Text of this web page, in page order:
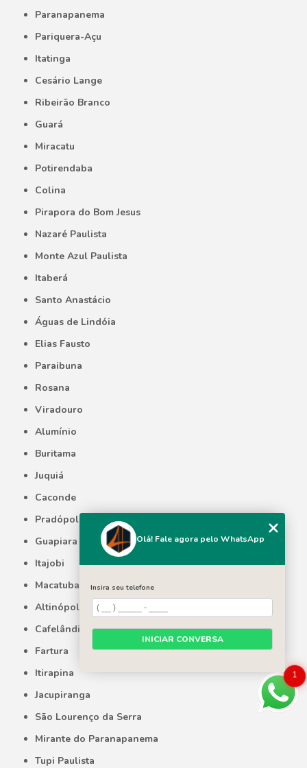
Paranapanema
Pariquera-Açu
Itatinga
Cesário Lange
Ribeirão Branco
Guará
Miracatu
Potirendaba
Colina
Pirapora do Bom Jesus
Nazaré Paulista
Monte Azul Paulista
Itaberá
Santo Anastácio
Águas de Lindóia
Elias Fausto
Paraibuna
Rosana
Viradouro
Alumínio
Buritama
Juquiá
Caconde
Pradópolis
Guapiara
Itajobi
Macatuba
Altinópolis
Cafelândia
Fartura
Itirapina
Jacupiranga
São Lourenço da Serra
Mirante do Paranapanema
Tupi Paulista
1
Olá! Fale agora pelo WhatsApp
Insira seu telefone
INICIAR CONVERSA